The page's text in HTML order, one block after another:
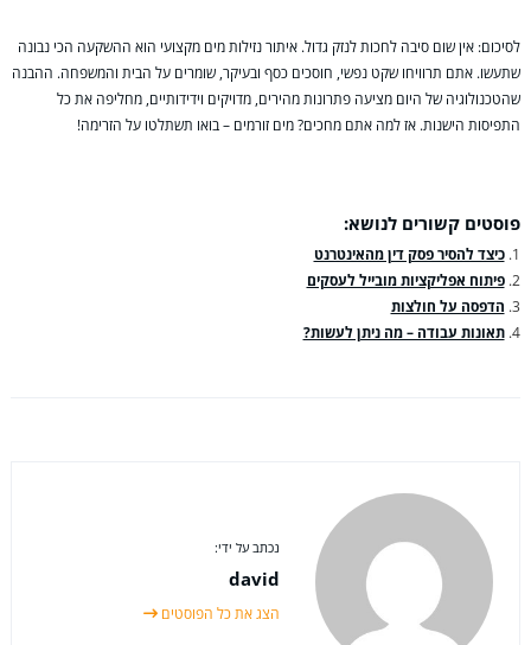
לסיכום: אין שום סיבה לחכות לנזק גדול. איתור נזילות מים מקצועי הוא ההשקעה הכי נבונה
שתעשו. אתם תרוויחו שקט נפשי, חוסכים כסף ובעיקר, שומרים על הבית והמשפחה. ההבנה
שהטכנולוגיה של היום מציעה פתרונות מהירים, מדויקים וידידותיים, מחליפה את כל
התפיסות הישנות. אז למה אתם מחכים? מים זורמים – בואו תשתלטו על הזרימה!
פוסטים קשורים לנושא:
כיצד להסיר פסק דין מהאינטרנט
פיתוח אפליקציות מובייל לעסקים
הדפסה על חולצות
תאונות עבודה – מה ניתן לעשות?
נכתב על ידי:
david
הצג את כל הפוסטים